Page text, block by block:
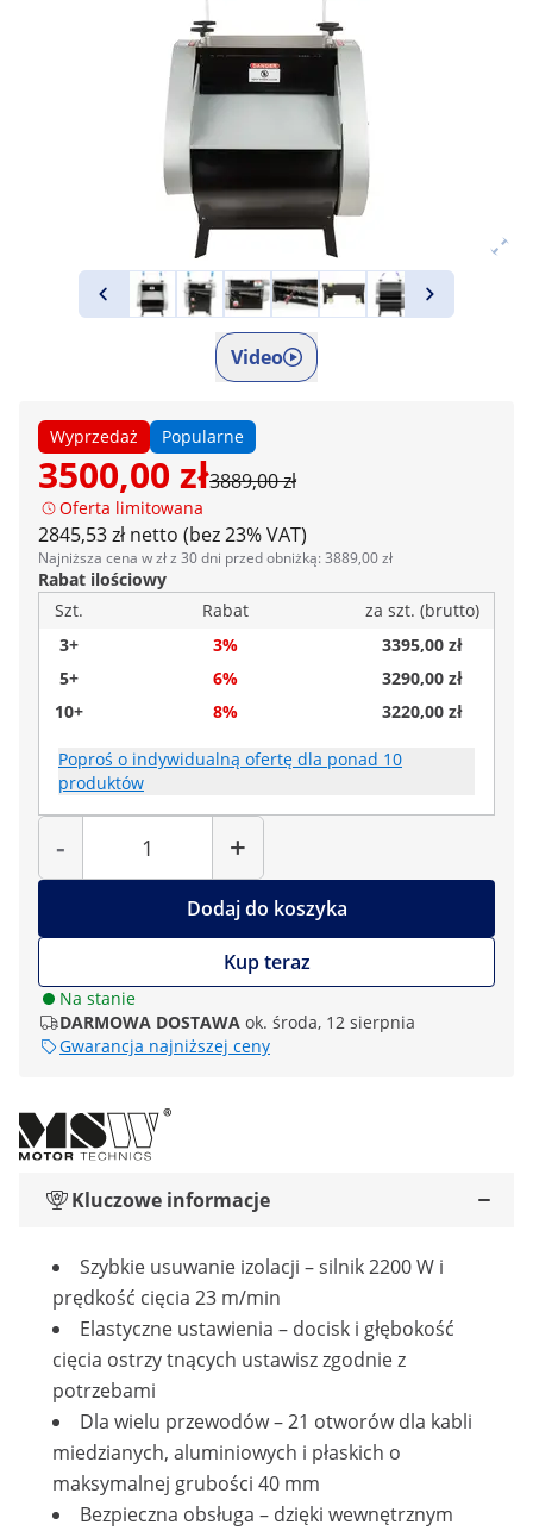
Video
Wyprzedaż Popularne
3500,00 zł3889,00 zł
Oferta limitowana
2845,53 zł netto (bez 23% VAT)
Najniższa cena w zł z 30 dni przed obniżką: 3889,00 zł
Rabat ilościowy
Szt.
Rabat
za szt. (brutto)
3+
3%
3395,00 zł
5+
6%
3290,00 zł
10+
8% 3220,00 zł
Poproś o indywidualną ofertę dla ponad 10
produktów
-
Liczba
+
Dodaj do koszyka
Kup teraz
Na stanie
DARMOWA DOSTAWA ok. środa, 12 sierpnia
Gwarancja najniższej ceny
Kluczowe informacje
Szybkie usuwanie izolacji – silnik 2200 W i
prędkość cięcia 23 m/min
Elastyczne ustawienia – docisk i głębokość
cięcia ostrzy tnących ustawisz zgodnie z
potrzebami
Dla wielu przewodów – 21 otworów dla kabli
miedzianych, aluminiowych i płaskich o
maksymalnej grubości 40 mm
Bezpieczna obsługa – dzięki wewnętrznym